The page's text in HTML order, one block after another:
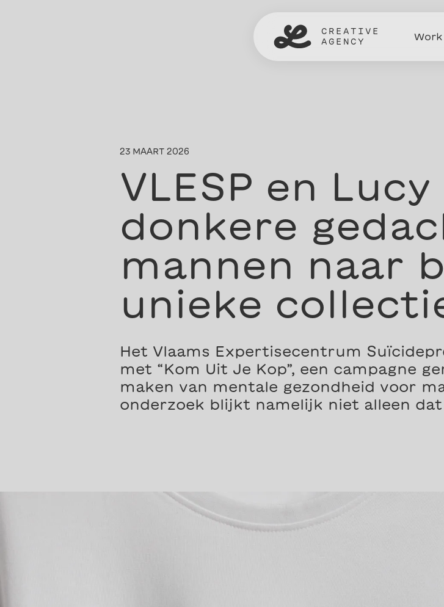
CREATIVE
AGENCY
Work
23 MAART 2026
VLESP en
donkere
mannen naar
unieke
Het Vlaams Expertisecentrum
met “Kom Uit Je Kop”, een campagne
maken van mentale gezondheid voor
onderzoek blijkt namelijk niet alleen dat